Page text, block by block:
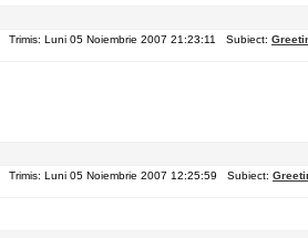
Trimis: Luni 05 Noiembrie 2007 21:23:11 Subiect:
Trimis: Luni 05 Noiembrie 2007 12:25:59 Subiect: